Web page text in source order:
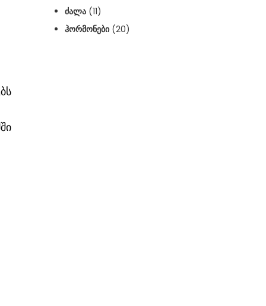
ᲫᲐᲚᲐ (11)
ᲰᲝᲠᲛᲝᲜᲔᲑᲘ (20)